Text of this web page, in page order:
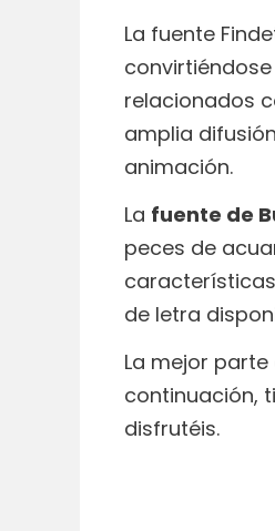
La fuente
relacionados
amplia
animación.
La fuente de
peces de
de letra
La mejor parte
continuación,
disfrutéis.